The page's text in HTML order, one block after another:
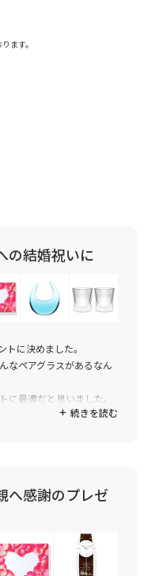
ます。
の結婚祝いに
トに決めました。
なペアグラスがあるなん
に最適だと思いました。
、結婚式を楽しみにして
続きを読む
へ感謝のプレゼ